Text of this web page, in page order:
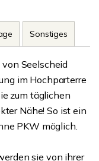
Sonstiges
Seelscheid
im Hochparterre
zum täglichen
Nähe! So ist ein
PKW möglich.
sie von ihrer